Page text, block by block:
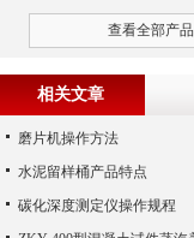
查看全部产品
相关文章
磨片机操作方法
水泥留样桶产品特点
碳化深度测定仪操作规程